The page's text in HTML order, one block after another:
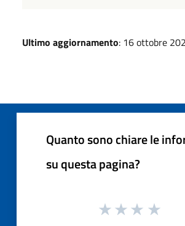
Ultimo aggiornamento: 16 ottobre
Quanto sono chiare le
su questa pagina?